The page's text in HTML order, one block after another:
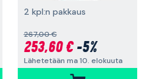
2 kpl:n pakkaus
267,00 €
253,60 €-5%
Lähetetään ma 10. elokuuta